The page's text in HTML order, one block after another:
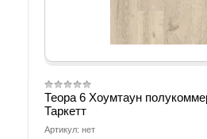
Теора 6 Хоумтаун
Таркетт
Артикул: нет